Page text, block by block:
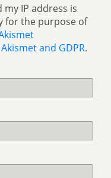
IP address is
for the purpose of
and GDPR.